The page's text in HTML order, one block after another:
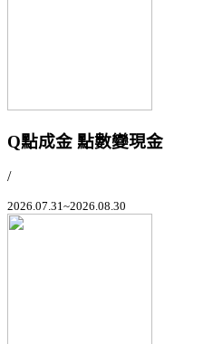
Q點成金 點數變現金
/
2026.07.31~2026.08.30